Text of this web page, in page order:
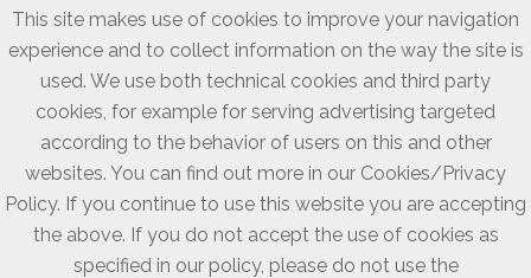
This site makes use of cookies to improve your navigation
experience and to collect information on the way the site is
used. We use both technical cookies and third party
cookies, for example for serving advertising targeted
according to the behavior of users on this and other
websites. You can find out more in our Cookies/Privacy
Policy. If you continue to use this website you are accepting
the above. If you do not accept the use of cookies as
specified in our policy, please do not use the